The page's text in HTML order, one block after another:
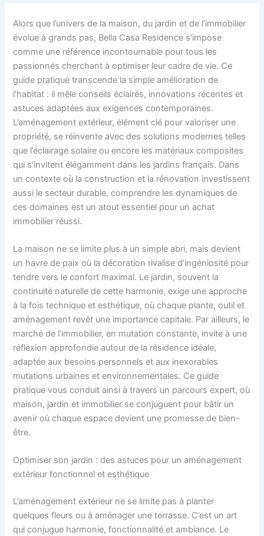
Alors que l’univers de la maison, du jardin et de l’immobilier
évolue à grands pas, Bella Casa Residence s’impose
comme une référence incontournable pour tous les
passionnés cherchant à optimiser leur cadre de vie. Ce
guide pratique transcende la simple amélioration de
l’habitat : il mêle conseils éclairés, innovations récentes et
astuces adaptées aux exigences contemporaines.
L’aménagement extérieur, élément clé pour valoriser une
propriété, se réinvente avec des solutions modernes telles
que l’éclairage solaire ou encore les matériaux composites
qui s’invitent élégamment dans les jardins français. Dans
un contexte où la construction et la rénovation investissent
aussi le secteur durable, comprendre les dynamiques de
ces domaines est un atout essentiel pour un achat
immobilier réussi.
La maison ne se limite plus à un simple abri, mais devient
un havre de paix où la décoration rivalise d’ingéniosité pour
tendre vers le confort maximal. Le jardin, souvent la
continuité naturelle de cette harmonie, exige une approche
à la fois technique et esthétique, où chaque plante, outil et
aménagement revêt une importance capitale. Par ailleurs, le
marché de l’immobilier, en mutation constante, invite à une
réflexion approfondie autour de la résidence idéale,
adaptée aux besoins personnels et aux inexorables
mutations urbaines et environnementales. Ce guide
pratique vous conduit ainsi à travers un parcours expert, où
maison, jardin et immobilier se conjuguent pour bâtir un
avenir où chaque espace devient une promesse de bien-
être.
Optimiser son jardin : des astuces pour un aménagement
extérieur fonctionnel et esthétique
L’aménagement extérieur ne se limite pas à planter
quelques fleurs ou à aménager une terrasse. C’est un art
qui conjugue harmonie, fonctionnalité et ambiance. Le